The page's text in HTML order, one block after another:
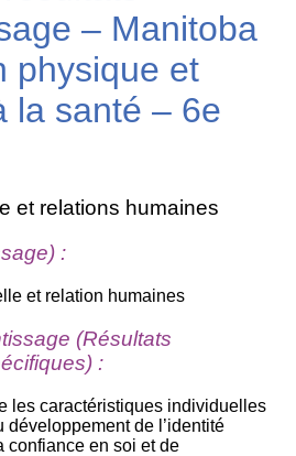
– Manitoba
physique et
la santé – 6e
et relations humaines
:
et relation humaines
(Résultats
:
les caractéristiques individuelles
développement de l’identité
confiance en soi et de